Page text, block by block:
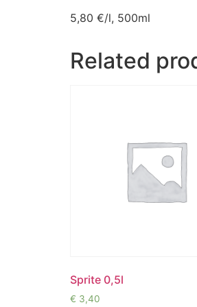
5,80 €/l, 500ml
Related
Sprite 0,5l
€ 3,40